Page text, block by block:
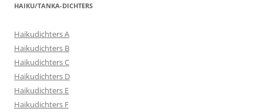
HAIKU/TANKA-DICHTERS
Haikudichters A
Haikudichters B
Haikudichters C
Haikudichters D
Haikudichters E
Haikudichters F